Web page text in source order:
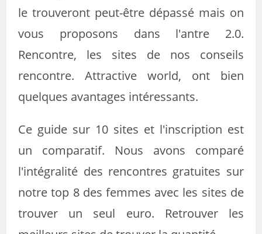
le trouveront peut-être dépassé mais on
vous proposons dans l'antre 2.0.
Rencontre, les sites de nos conseils
rencontre. Attractive world, ont bien
quelques avantages intéressants.
Ce guide sur 10 sites et l'inscription est
un comparatif. Nous avons comparé
l'intégralité des rencontres gratuites sur
notre top 8 des femmes avec les sites de
trouver un seul euro. Retrouver les